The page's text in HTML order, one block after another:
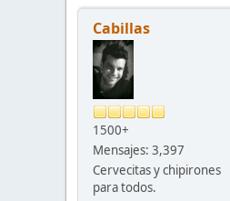
Cabillas
1500+
Mensajes: 3,397
Cervecitas y chipirones
para todos.